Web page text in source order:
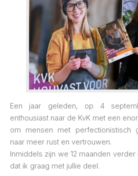
Een jaar geleden, op 4
enthousiast naar de KvK met een
om mensen met perfectionistisch
naar meer rust en vertrouwen.
Inmiddels zijn we 12 maanden
dat ik graag met jullie deel.